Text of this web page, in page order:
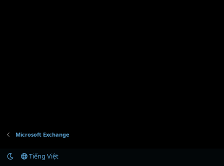
Microsoft Exchange
Tiếng Việt